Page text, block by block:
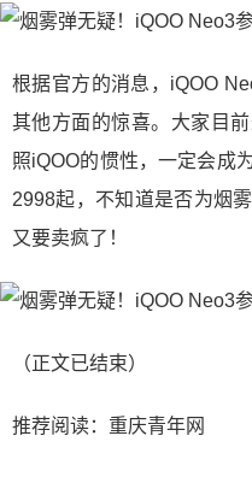
根据官方的消息，iQOO
其他方面的惊喜。大家目
照iQOO的惯性，一定会成
2998起，不知道是否为烟
又要卖疯了！
（正文已结束）
推荐阅读： 重庆青年网